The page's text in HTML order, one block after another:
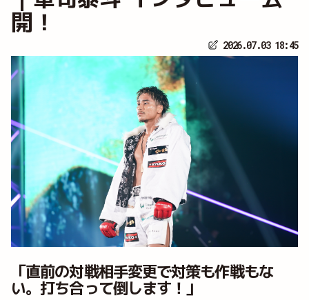
開！
2026.07.03 18:45
「直前の対戦相手変更で対策も作戦もな
い。打ち合って倒します！」